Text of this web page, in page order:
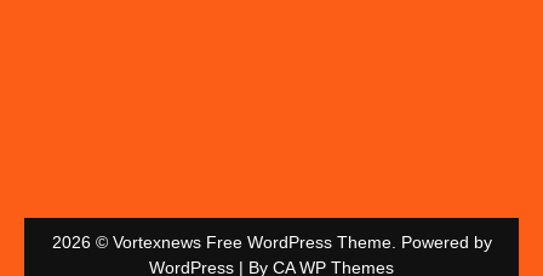
2026 © Vortexnews Free WordPress Theme. Powered by
WordPress | By CA WP Themes